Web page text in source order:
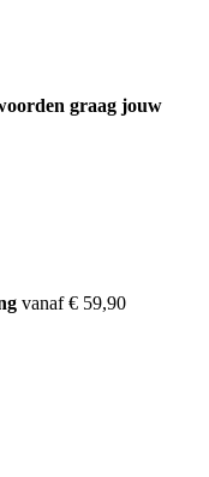
graag jouw
vanaf € 59,90